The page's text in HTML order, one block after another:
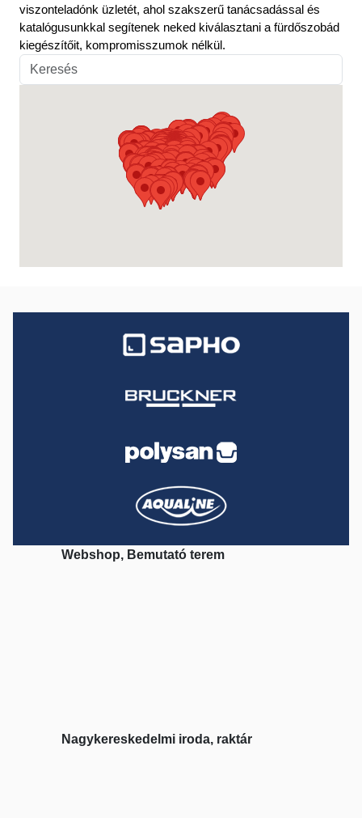
viszonteladónk üzletét, ahol szakszerű tanácsadással és
katalógusunkkal segítenek neked kiválasztani a fürdőszobád
kiegészítőit, kompromisszumok nélkül.
Webshop, Bemutató terem
Nagykereskedelmi iroda, raktár